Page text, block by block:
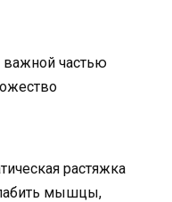
важной частью
растяжка
мышцы,